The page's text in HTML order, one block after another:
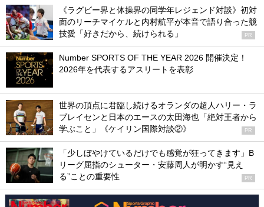
《ラグビー界と体操界の同学年レジェンド対談》初対
面のリーチマイケルと内村航平が本音で語り合った競
技愛「好きだから、続けられる」
PR
Number SPORTS OF THE YEAR 2026 開催決定！
2026年を代表するアスリートを表彰
世界の頂点に君臨し続けるオランダの超人ハリー・ラ
ブレイセンと日本のエースの太田海也「絶対王者から
学ぶこと」《ケイリン国際対談②》
PR
「少しぼやけているだけでも感覚が狂ってきます」B
リーグ屈指のシューター・安藤周人が明かす“見え
る”ことの重要性
PR